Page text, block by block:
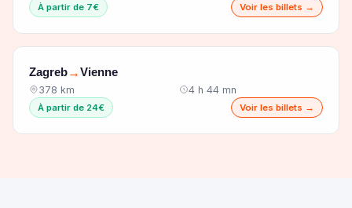
À partir de 7€ Voir les billets →
Zagreb→Vienne
378 km 4 h 44 mn
À partir de 24€ Voir les billets →